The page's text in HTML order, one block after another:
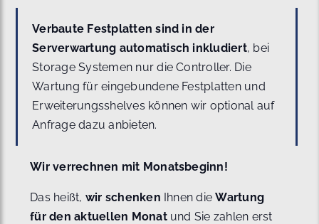
Verbaute Festplatten sind in der
Serverwartung automatisch inkludiert, bei
Storage Systemen nur die Controller. Die
Wartung für eingebundene Festplatten und
Erweiterungsshelves können wir optional auf
Anfrage dazu anbieten.
Wir verrechnen mit Monatsbeginn!
Das heißt, wir schenken Ihnen dieWartung
für den aktuellen Monat und Sie zahlen erst